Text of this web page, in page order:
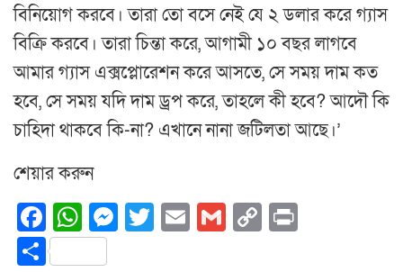
বিনিয়োগ করবে। তারা তো বসে নেই যে ২ ডলার করে গ্যাস
বিক্রি করবে। তারা চিন্তা করে, আগামী ১০ বছর লাগবে
আমার গ্যাস এক্সপ্লোরেশন করে আসতে, সে সময় দাম কত
হবে, সে সময় যদি দাম ড্রপ করে, তাহলে কী হবে? আদৌ কি
চাহিদা থাকবে কি-না? এখানে নানা জটিলতা আছে।’
শেয়ার করুন
Facebook
WhatsApp
Messenger
Twitter
EmailGmail
Copy
Share